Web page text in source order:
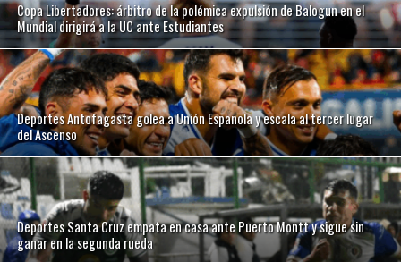
Copa Libertadores: árbitro de la polémica expulsión de Balogun en el
Mundial dirigirá a la UC ante Estudiantes
Deportes Antofagasta golea a Unión Española y escala al tercer lugar
del Ascenso
Deportes Santa Cruz empata en casa ante Puerto Montt y sigue sin
ganar en la segunda rueda